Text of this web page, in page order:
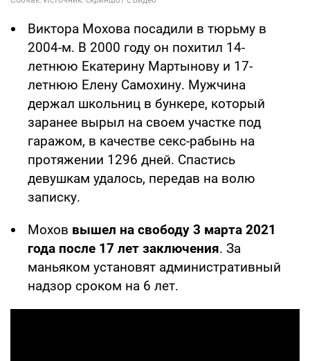
Виктора Мохова посадили в тюрьму в
2004-м. В 2000 году он похитил 14-
летнюю Екатерину Мартынову и 17-
летнюю Елену Самохину. Мужчина
держал школьниц в бункере, который
заранее вырыл на своем участке под
гаражом, в качестве секс-рабынь на
протяжении 1296 дней. Спастись
девушкам удалось, передав на волю
записку.
Мохов вышел на свободу 3 марта 2021
года после 17 лет заключения. За
маньяком установят административный
надзор сроком на 6 лет.